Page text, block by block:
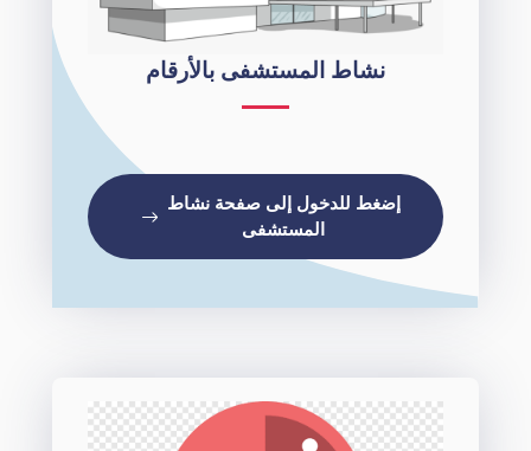
نشاط المستشفى بالأرقام
إضغط للدخول إلى صفحة نشاط
المستشفى